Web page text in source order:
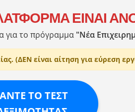
ΕΙΝΑΙ
για το πρόγραμμα "Νέα
(ΔΕΝ είναι αίτηση για εύρεση
ΤΟ ΤΕΣΤ